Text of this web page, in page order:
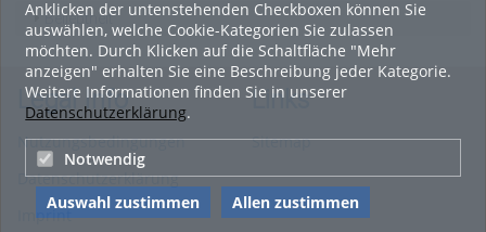
Anklicken der untenstehenden Checkboxen können Sie
auswählen, welche Cookie-Kategorien Sie zulassen
möchten. Durch Klicken auf die Schaltfläche "Mehr
anzeigen" erhalten Sie eine Beschreibung jeder Kategorie.
Weitere Informationen finden Sie in unserer
Datenschutzerklärung.
Notwendig
Auswahl zustimmen Allen zustimmen
Beliebtheit
Legal Info
Nutzungsbedingungen
Datenschutzerklärung
Imprint
Links
Sitemap